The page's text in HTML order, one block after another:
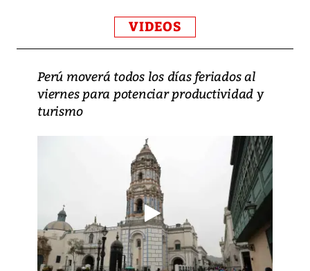
VIDEOS
Perú moverá todos los días feriados al
viernes para potenciar productividad y
turismo